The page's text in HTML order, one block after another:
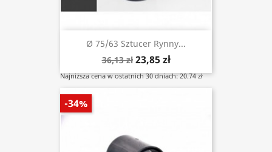
Ø 75/63 Sztucer Rynny...
36,13 zł 23,85 zł
Najniższa cena w ostatnich 30 dniach: 20.74 zł
-34%